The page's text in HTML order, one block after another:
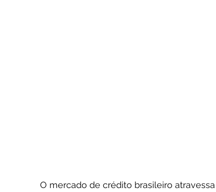
O mercado de crédito brasileiro